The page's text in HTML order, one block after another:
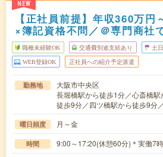
NEW
【正社員前提】年収360万円
×簿記資格不問／＠専門商社
職種未経験OK 交通費別途支給あり 土
WEB登録OK 正社員への紹介予定派遣
勤務地
大阪市中央区
長堀橋駅から徒歩1分／心斎橋
徒歩9分／四ツ橋駅から徒歩9分
曜日頻度 月～金
時間 9:00～17:20(休憩60分)＊実働7